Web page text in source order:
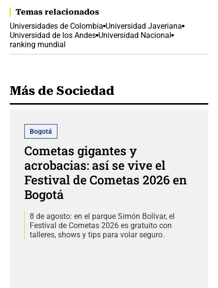
Temas relacionados
Universidades de Colombia Universidad Javeriana
Universidad de los Andes Universidad Nacional
ranking mundial
Más de Sociedad
Bogotá
Cometas gigantes y
acrobacias: así se vive el
Festival de Cometas 2026 en
Bogotá
8 de agosto: en el parque Simón Bolívar, el
Festival de Cometas 2026 es gratuito con
talleres, shows y tips para volar seguro.